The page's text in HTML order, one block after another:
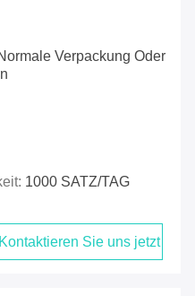
Verpackung Oder
1000 SATZ/TAG
Kontaktieren Sie uns jetzt